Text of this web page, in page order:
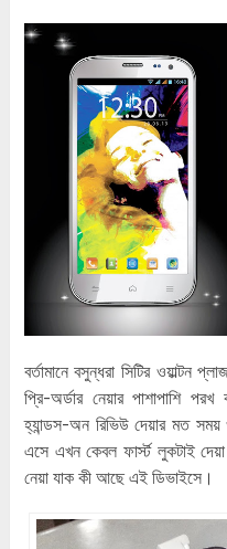
বর্তামানে বসুন্ধরা সিটির
প্রি-অর্ডার নেয়ার পাশাপাশি
হ্যান্ডস-অন রিভিউ দেয়ার মত সময়
এসে এখন কেবল ফার্স্ট লুকটাই
নেয়া যাক কী আছে এই ডিভাইসে।